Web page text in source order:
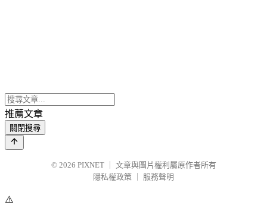
推薦文章
關閉搜尋
© 2026 PIXNET
文章與圖片權利屬原作者所有
隱私權政策
服務聲明
⚠️